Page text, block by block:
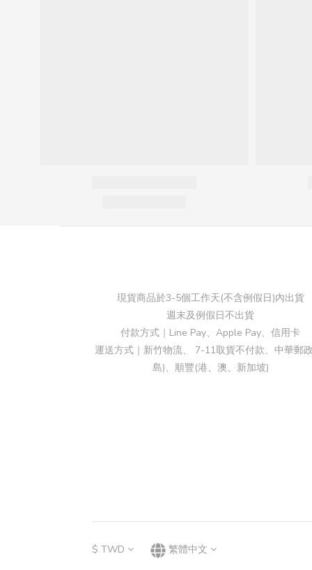
現貨商品於3-5個工作天(不含例假日)內出貨
週末及例假日不出貨
付款方式｜Line Pay、Apple Pay、信用卡
運送方式｜新竹物流、 7-11取貨不付款、中華郵
島)、順豐(港、澳、新加坡)
$ TWD 繁體中文